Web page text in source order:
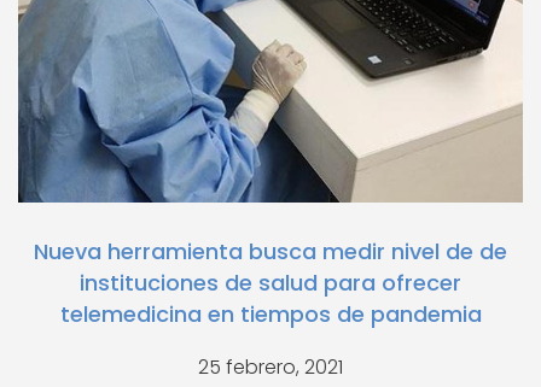
Nueva herramienta busca medir nivel de de
instituciones de salud para ofrecer
telemedicina en tiempos de pandemia
25 febrero, 2021